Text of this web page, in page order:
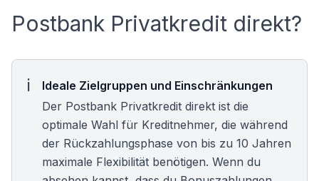
Postbank Privatkredit direkt?
Ideale Zielgruppen und Einschränkungen
Der Postbank Privatkredit direkt ist die
optimale Wahl für Kreditnehmer, die während
der Rückzahlungsphase von bis zu 10 Jahren
maximale Flexibilität benötigen. Wenn du